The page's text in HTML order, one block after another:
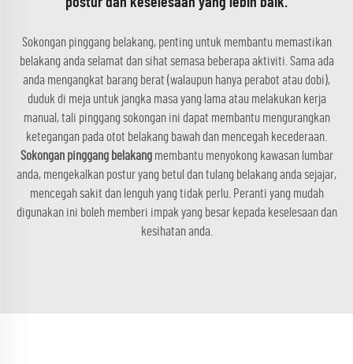
Sokongan pinggang belakang, penting untuk membantu memastikan
belakang anda selamat dan sihat semasa beberapa aktiviti. Sama ada
anda mengangkat barang berat (walaupun hanya perabot atau dobi),
duduk di meja untuk jangka masa yang lama atau melakukan kerja
manual, tali pinggang sokongan ini dapat membantu mengurangkan
ketegangan pada otot belakang bawah dan mencegah kecederaan.
Sokongan pinggang belakang membantu menyokong kawasan lumbar
anda, mengekalkan postur yang betul dan tulang belakang anda sejajar,
mencegah sakit dan lenguh yang tidak perlu. Peranti yang mudah
digunakan ini boleh memberi impak yang besar kepada keselesaan dan
kesihatan anda.